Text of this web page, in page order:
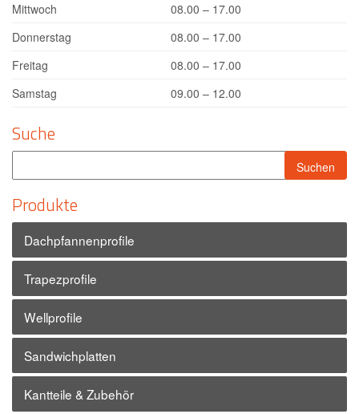
Mittwoch
08.00 – 17.00
Donnerstag
08.00 – 17.00
Freitag
08.00 – 17.00
Samstag
09.00 – 12.00
Suche
Produkte
Dachpfannenprofile
Trapezprofile
Wellprofile
Sandwichplatten
Kantteile & Zubehör